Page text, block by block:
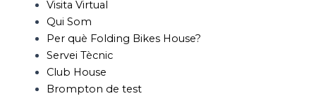
Visita Virtual
Qui Som
Per què Folding Bikes House?
Servei Tècnic
Club House
Brompton de test